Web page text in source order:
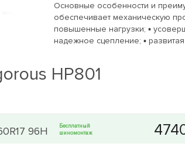
Основные особенности и
обеспечивает механическую
повышенные нагрузки; ▪
надежное сцепление; ▪
HP801
96H
Бесплатный
шиномонтаж